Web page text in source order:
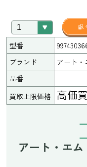
型番
ブランド
アート・
品番
買取上限価格
高価
アート・エ